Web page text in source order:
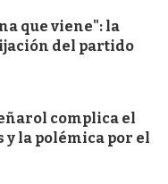
que viene": la
del partido
complica el
y la polémica por el